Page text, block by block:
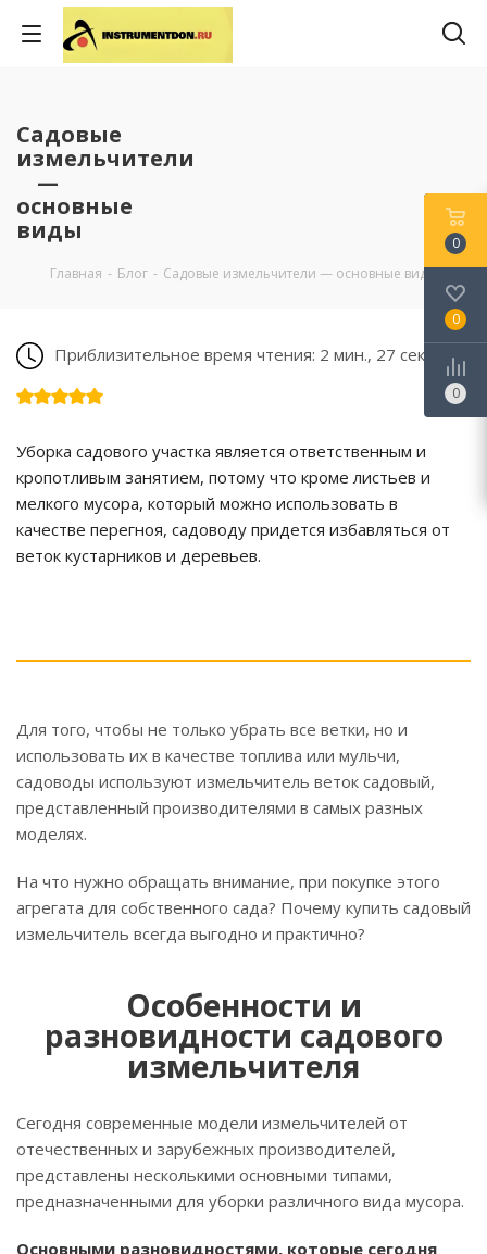
Садовые
измельчители
—
основные
виды
Главная - Блог - Садовые измельчители — основные виды
Приблизительное время чтения: 2 мин., 27 сек.
Уборка садового участка является ответственным и
кропотливым занятием, потому что кроме листьев и
мелкого мусора, который можно использовать в
качестве перегноя, садоводу придется избавляться от
веток кустарников и деревьев.
Для того, чтобы не только убрать все ветки, но и
использовать их в качестве топлива или мульчи,
садоводы используют измельчитель веток садовый,
представленный производителями в самых разных
моделях.
На что нужно обращать внимание, при покупке этого
агрегата для собственного сада? Почему купить садовый
измельчитель всегда выгодно и практично?
Особенности и
разновидности садового
измельчителя
Сегодня современные модели измельчителей от
отечественных и зарубежных производителей,
представлены несколькими основными типами,
предназначенными для уборки различного вида мусора.
Основными разновидностями, которые сегодня
0
0
0